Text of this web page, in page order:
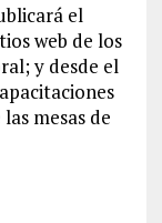
el
web de los
y desde el
mesas de